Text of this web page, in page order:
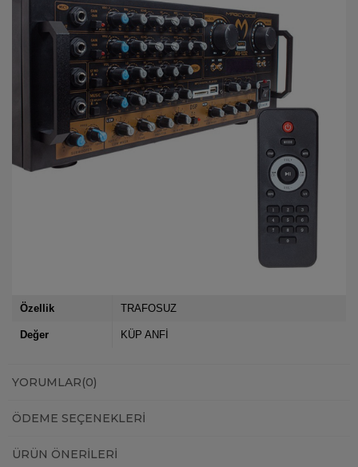
Özellik TRAFOSUZ
Değer KÜP ANFİ
YORUMLAR(0)
ÖDEME SEÇENEKLERI
ÜRÜN ÖNERILERI